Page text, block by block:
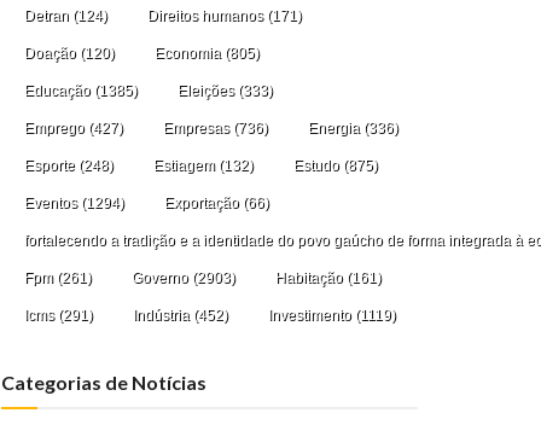
Detran (124) Direitos humanos(171)
Doação(120) Economia (805)
Educação(1385) Eleições(333)
Emprego(427) Empresas(736) Energia (336)
Esporte (248) Estiagem(132) Estudo(875)
Eventos(1294) Exportação(66)
fortalecendo a tradição e a identidade do povo gaúcho de forma integrada à
Fpm(261) Governo(2903) Habitação(161)
Icms(291) Indústria (452) Investimento(1119)
Categorias de Notícias